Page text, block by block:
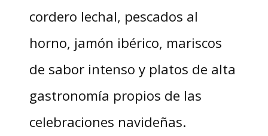
cordero lechal, pescados al
horno, jamón ibérico, mariscos
de sabor intenso y platos de alta
gastronomía propios de las
celebraciones navideñas.